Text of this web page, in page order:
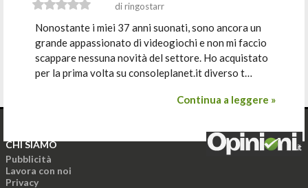
di ringostarr
Nonostante i miei 37 anni suonati, sono ancora un
grande appassionato di videogiochi e non mi faccio
scappare nessuna novità del settore. Ho acquistato
per la prima volta su consoleplanet.it diverso t…
Continua a leggere »
CHI SIAMO
Pubblicità
Lavora con noi
Privacy